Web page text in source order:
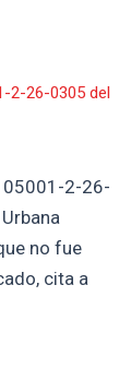
2-26-0305 del
05001-2-26-
no fue
cita a